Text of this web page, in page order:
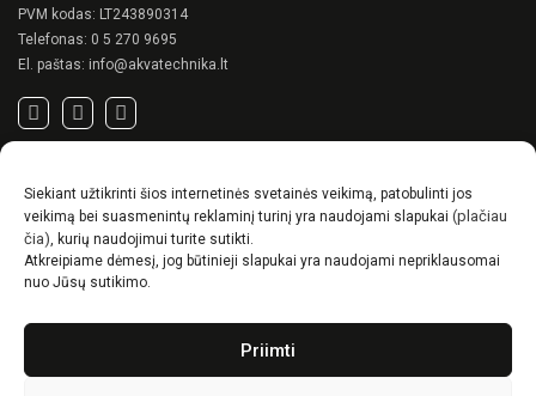
Siekiant užtikrinti šios internetinės svetainės veikimą, patobulinti jos
veikimą bei suasmenintų reklaminį turinį yra naudojami slapukai (plačiau
čia), kurių naudojimui turite sutikti.
Atkreipiame dėmesį, jog būtinieji slapukai yra naudojami nepriklausomai
nuo Jūsų sutikimo.
Priimti
PVM kodas: LT243890314
Telefonas: 0 5 270 9695
El. paštas: info@akvatechnika.lt
Privatumo politika
Pirkimo sąlygos
Prekių pristatymo / grąžinimo sąlygos
RENSON© -unikalūs eksterjero sprendimai.
Gyvenimas lauke